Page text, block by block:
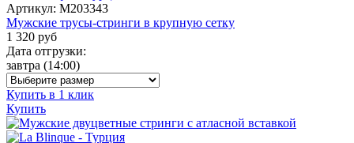
Артикул: M203343
Мужские трусы-стринги в крупную сетку
1 320 руб
Дата отгрузки:
завтра (14:00)
Купить в 1 клик
Купить